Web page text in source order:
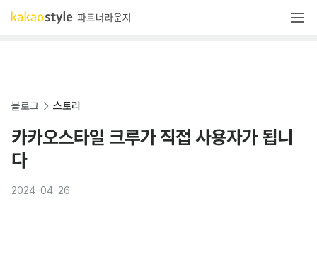
블로그 스토리
카카오스타일 크루가 직접 사용자가 됩니
다
2024-04-26